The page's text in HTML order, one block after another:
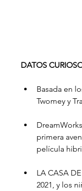
DATOS
Basada en
Twomey y
primera
película
LA CASA
2021, y los